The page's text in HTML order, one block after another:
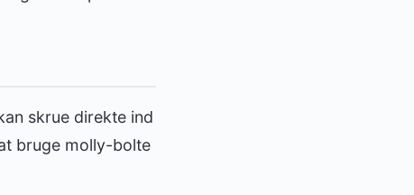
skrue direkte ind
bruge molly-bolte